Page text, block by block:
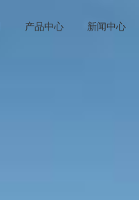
产品中心 新闻中心